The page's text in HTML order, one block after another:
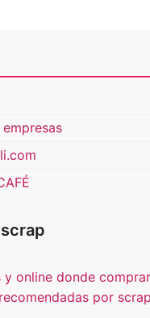
y online donde
por